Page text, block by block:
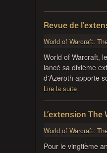
Revue de
World of Warcraft:
World of Warcraft,
lancé sa dixième
d'Azeroth apporte
Lire la suite
L’extension
World of Warcraft:
Pour le vingtième